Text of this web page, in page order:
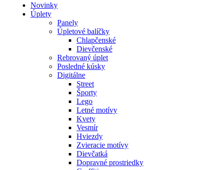
Novinky
Úplety
Panely
Úpletové balíčky
Chlapčenské
Dievčenské
Rebrovaný úplet
Posledné kúsky
Digitálne
Street
Športy
Lego
Letné motívy
Kvety
Vesmír
Hviezdy
Zvieracie motívy
Dievčatká
Dopravné prostriedky